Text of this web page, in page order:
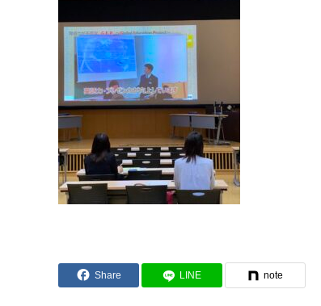
Share LINE note